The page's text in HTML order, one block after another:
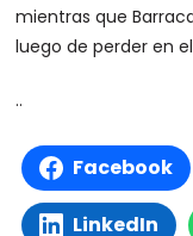
mientras que
luego de perder en
..
Facebook
LinkedIn